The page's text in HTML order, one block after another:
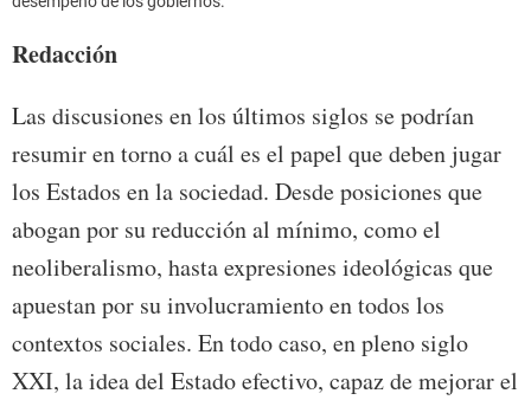
Redacción
Las discusiones en los últimos siglos se podrían
resumir en torno a cuál es el papel que deben jugar
los Estados en la sociedad. Desde posiciones que
abogan por su reducción al mínimo, como el
neoliberalismo, hasta expresiones ideológicas que
apuestan por su involucramiento en todos los
contextos sociales. En todo caso, en pleno siglo
XXI, la idea del Estado efectivo, capaz de mejorar el